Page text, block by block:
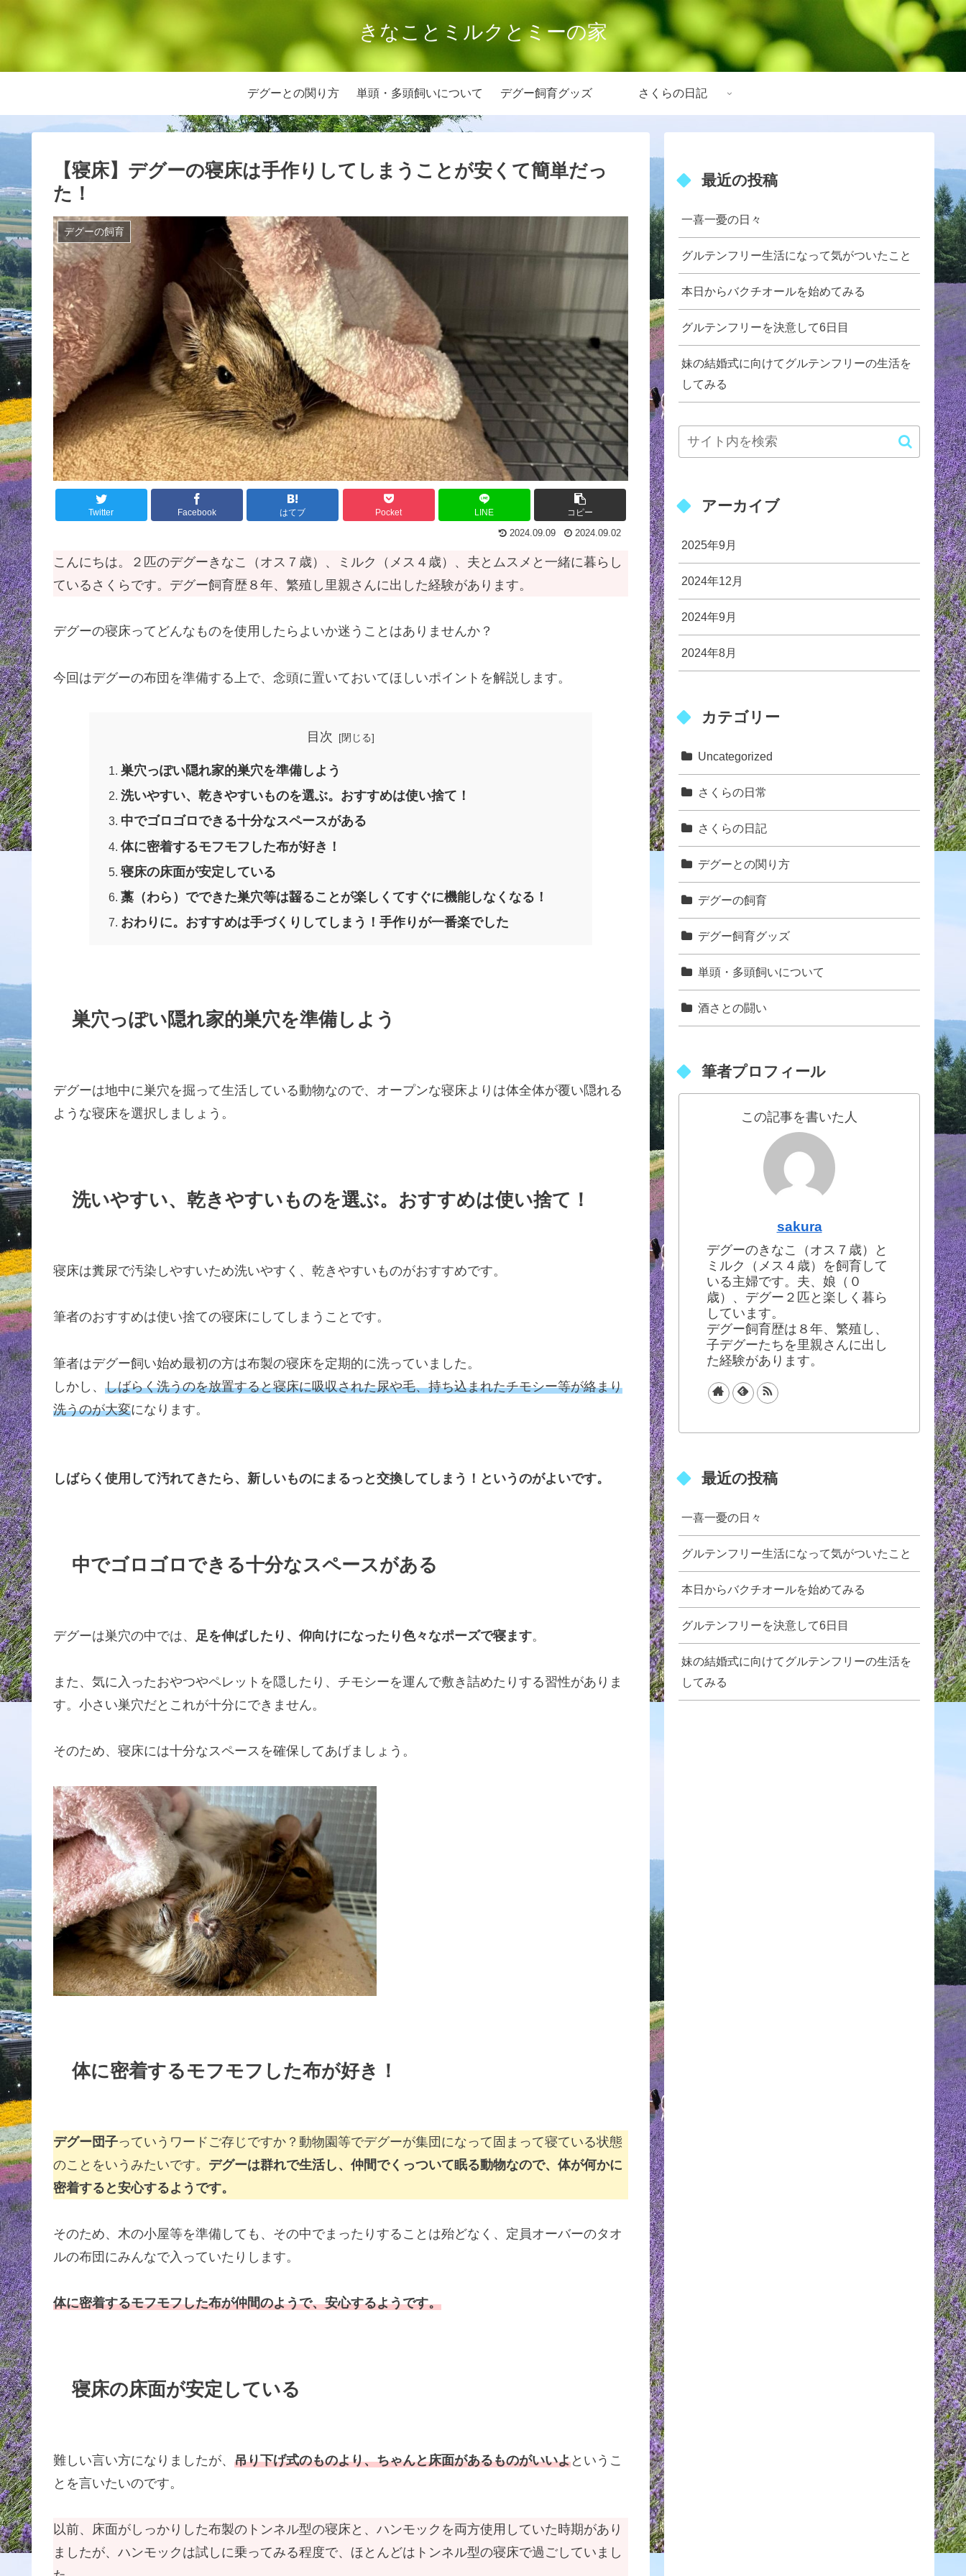
きなことミルクとミーの家
デグーとの関り方 単頭・多頭飼いについて デグー飼育グッズ さくらの日記
【寝床】デグーの寝床は手作りしてしまうことが安くて簡単だっ
た！
デグーの飼育
Twitter Facebook はてブ Pocket LINE コピー
2024.09.09 2024.09.02
こんにちは。２匹のデグーきなこ（オス７歳）、ミルク（メス４歳）、夫とムスメと一緒に暮らし
ているさくらです。デグー飼育歴８年、繁殖し里親さんに出した経験があります。
デグーの寝床ってどんなものを使用したらよいか迷うことはありませんか？
今回はデグーの布団を準備する上で、念頭に置いておいてほしいポイントを解説します。
目次
巣穴っぽい隠れ家的巣穴を準備しよう
洗いやすい、乾きやすいものを選ぶ。おすすめは使い捨て！
中でゴロゴロできる十分なスペースがある
体に密着するモフモフした布が好き！
寝床の床面が安定している
藁（わら）でできた巣穴等は齧ることが楽しくてすぐに機能しなくなる！
おわりに。おすすめは手づくりしてしまう！手作りが一番楽でした
巣穴っぽい隠れ家的巣穴を準備しよう
デグーは地中に巣穴を掘って生活している動物なので、オープンな寝床よりは体全体が覆い隠れる
ような寝床を選択しましょう。
洗いやすい、乾きやすいものを選ぶ。おすすめは使い捨て！
寝床は糞尿で汚染しやすいため洗いやすく、乾きやすいものがおすすめです。
筆者のおすすめは使い捨ての寝床にしてしまうことです。
筆者はデグー飼い始め最初の方は布製の寝床を定期的に洗っていました。
しかし、 しばらく洗うのを放置すると寝床に吸収された尿や毛、持ち込まれたチモシー等が絡まり
洗うのが大変になります。
しばらく使用して汚れてきたら、新しいものにまるっと交換してしまう！というのがよいです。
中でゴロゴロできる十分なスペースがある
デグーは巣穴の中では、 足を伸ばしたり、仰向けになったり色々なポーズで寝ます。
また、気に入ったおやつやペレットを隠したり、チモシーを運んで敷き詰めたりする習性がありま
す。小さい巣穴だとこれが十分にできません。
そのため、寝床には十分なスペースを確保してあげましょう。
体に密着するモフモフした布が好き！
デグー団子っていうワードご存じですか？動物園等でデグーが集団になって固まって寝ている状態
のことをいうみたいです。 デグーは群れで生活し、仲間でくっついて眠る動物なので、体が何かに
密着すると安心するようです。
そのため、木の小屋等を準備しても、その中でまったりすることは殆どなく、定員オーバーのタオ
ルの布団にみんなで入っていたりします。
体に密着するモフモフした布が仲間のようで、安心するようです。
寝床の床面が安定している
難しい言い方になりましたが、 吊り下げ式のものより、ちゃんと床面があるものがいいよというこ
とを言いたいのです。
以前、床面がしっかりした布製のトンネル型の寝床と、ハンモックを両方使用していた時期があり
ましたが、ハンモックは試しに乗ってみる程度で、ほとんどはトンネル型の寝床で過ごしていまし
最近の投稿
一喜一憂の日々
グルテンフリー生活になって気がついたこと
本日からバクチオールを始めてみる
グルテンフリーを決意して6日目
妹の結婚式に向けてグルテンフリーの生活を
してみる
アーカイブ
2025年9月
2024年12月
2024年9月
2024年8月
カテゴリー
Uncategorized
さくらの日常
さくらの日記
デグーとの関り方
デグーの飼育
デグー飼育グッズ
単頭・多頭飼いについて
酒さとの闘い
筆者プロフィール
この記事を書いた人
sakura
デグーのきなこ（オス７歳）と
ミルク（メス４歳）を飼育して
いる主婦です。夫、娘（０
歳）、デグー２匹と楽しく暮ら
しています。
デグー飼育歴は８年、繁殖し、
子デグーたちを里親さんに出し
た経験があります。
最近の投稿
一喜一憂の日々
グルテンフリー生活になって気がついたこと
本日からバクチオールを始めてみる
グルテンフリーを決意して6日目
妹の結婚式に向けてグルテンフリーの生活を
してみる